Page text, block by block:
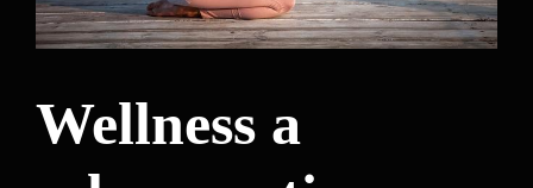
Wellness a